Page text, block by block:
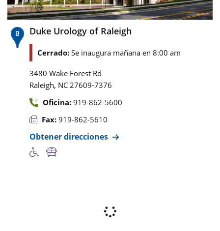
Duke Urology of Raleigh
Cerrado: Se inaugura mañana en 8:00 am
3480 Wake Forest Rd
Raleigh, NC 27609-7376
Oficina: 919-862-5600
Fax: 919-862-5610
Obtener direcciones